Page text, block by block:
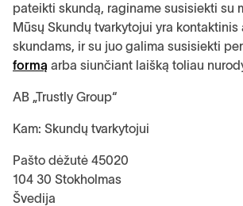
pateikti skundą, raginame susisiekti su
Mūsų Skundų tvarkytojui yra kontaktinis
skundams, ir su juo galima susisiekti
formą arba siunčiant laišką toliau
AB „Trustly Group“
Kam: Skundų tvarkytojui
Pašto dėžutė 45020
104 30 Stokholmas
Švedija